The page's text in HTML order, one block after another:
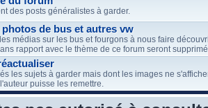
des posts généralistes à garder.
de bus et autres vw
médias sur les bus et fourgons à nous faire
rapport avec le thème de ce forum seront
les sujets à garder mais dont les images ne
puisse les remettre.